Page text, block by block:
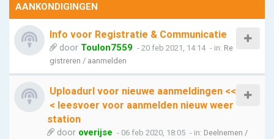
AANKONDIGINGEN
Info voor Registratie & Communicatie
door Toulon7559 - 20 feb 2021, 14:14 - in: Re
gistreren / aanmelden
Uploadurl voor nieuwe aanmeldingen <<
< leesvoer voor aanmelden nieuw weer
station
door overijse - 06 feb 2020, 18:05 - in: Deelnemen /